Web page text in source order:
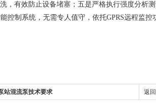
，有效防止设备堵塞；五是严格执行强度分析测
制系统，无需专人值守，依托GPRS远程监控
站混流泵技术要求 返